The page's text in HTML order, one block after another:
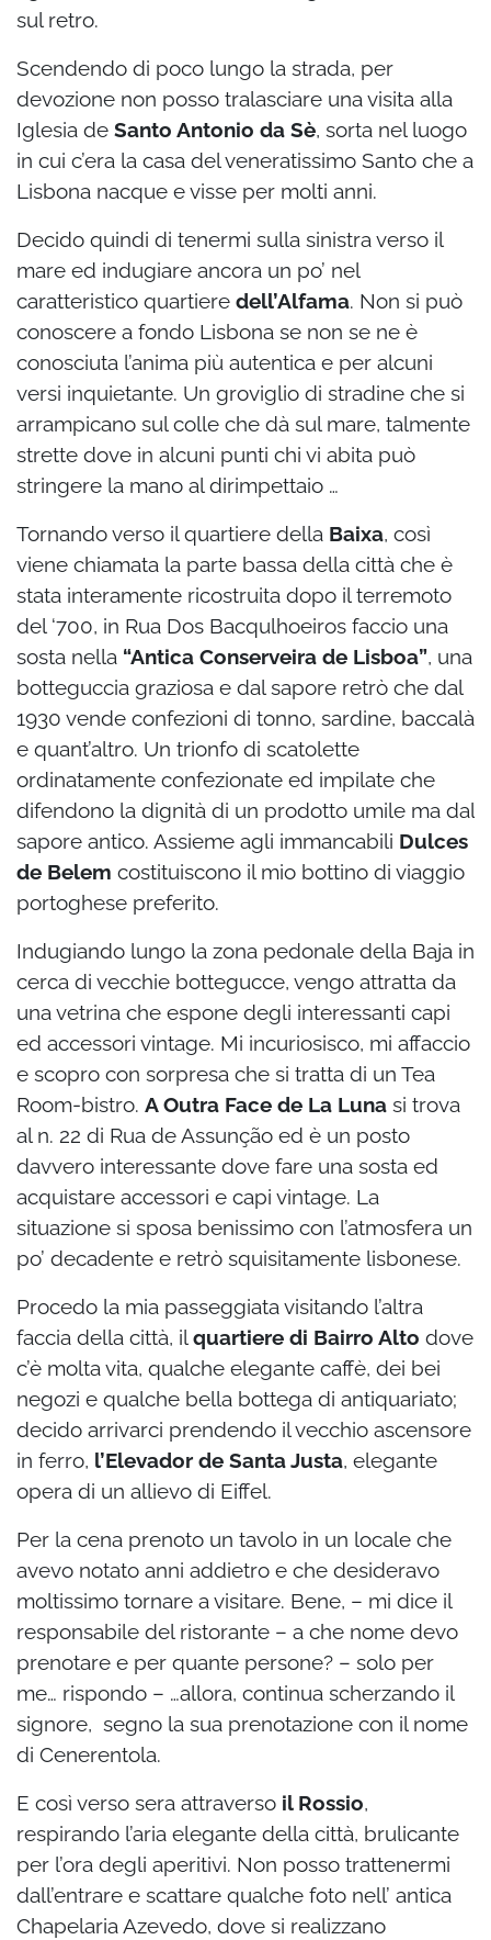
sul retro.
Scendendo di poco lungo la strada, per
devozione non posso tralasciare una visita alla
Iglesia de Santo Antonio da Sè, sorta nel luogo
in cui c’era la casa del veneratissimo Santo che a
Lisbona nacque e visse per molti anni.
Decido quindi di tenermi sulla sinistra verso il
mare ed indugiare ancora un po’ nel
caratteristico quartiere dell’Alfama. Non si può
conoscere a fondo Lisbona se non se ne è
conosciuta l’anima più autentica e per alcuni
versi inquietante. Un groviglio di stradine che si
arrampicano sul colle che dà sul mare, talmente
strette dove in alcuni punti chi vi abita può
stringere la mano al dirimpettaio …
Tornando verso il quartiere della Baixa, così
viene chiamata la parte bassa della città che è
stata interamente ricostruita dopo il terremoto
del ‘700, in Rua Dos Bacqulhoeiros faccio una
sosta nella “Antica Conserveira de Lisboa”, una
botteguccia graziosa e dal sapore retrò che dal
1930 vende confezioni di tonno, sardine, baccalà
e quant’altro. Un trionfo di scatolette
ordinatamente confezionate ed impilate che
difendono la dignità di un prodotto umile ma dal
sapore antico. Assieme agli immancabili Dulces
de Belem costituiscono il mio bottino di viaggio
portoghese preferito.
Indugiando lungo la zona pedonale della Baja in
cerca di vecchie bottegucce, vengo attratta da
una vetrina che espone degli interessanti capi
ed accessori vintage. Mi incuriosisco, mi affaccio
e scopro con sorpresa che si tratta di un Tea
Room-bistro. A Outra Face de La Luna si trova
al n. 22 di Rua de Assunção ed è un posto
davvero interessante dove fare una sosta ed
acquistare accessori e capi vintage. La
situazione si sposa benissimo con l’atmosfera un
po’ decadente e retrò squisitamente lisbonese.
Procedo la mia passeggiata visitando l’altra
faccia della città, ilquartiere di Bairro Alto dove
c’è molta vita, qualche elegante caffè, dei bei
negozi e qualche bella bottega di antiquariato;
decido arrivarci prendendo il vecchio ascensore
in ferro, l’Elevador de Santa Justa, elegante
opera di un allievo di Eiffel.
Per la cena prenoto un tavolo in un locale che
avevo notato anni addietro e che desideravo
moltissimo tornare a visitare. Bene, – mi dice il
responsabile del ristorante – a che nome devo
prenotare e per quante persone? – solo per
me… rispondo – …allora, continua scherzando il
signore, segno la sua prenotazione con il nome
di Cenerentola.
E così verso sera attraverso il Rossio,
respirando l’aria elegante della città, brulicante
per l’ora degli aperitivi. Non posso trattenermi
dall’entrare e scattare qualche foto nell’ antica
Chapelaria Azevedo, dove si realizzano